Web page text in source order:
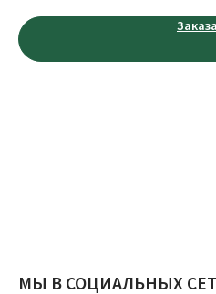
Публичная оферты
Политика конфиденциальности